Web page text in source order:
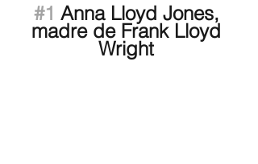
#1 Anna Lloyd Jones,
madre de Frank Lloyd
Wright